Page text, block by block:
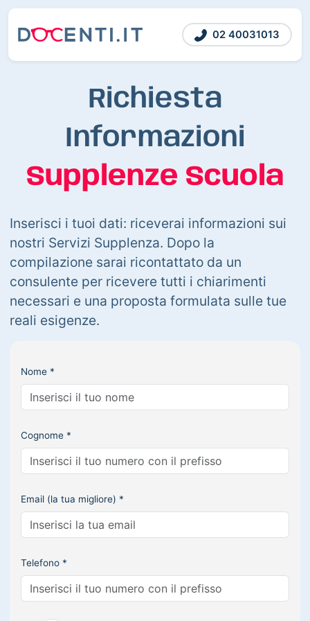
02 40031013
Richiesta
Informazioni
Supplenze Scuola
Inserisci i tuoi dati: riceverai informazioni sui
nostri Servizi Supplenza. Dopo la
compilazione sarai ricontattato da un
consulente per ricevere tutti i chiarimenti
necessari e una proposta formulata sulle tue
reali esigenze.
Nome *
Cognome *
Email (la tua migliore) *
Telefono *